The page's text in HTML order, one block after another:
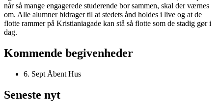
når så mange engagerede studerende bor sammen, skal der værnes
om. Alle alumner bidrager til at stedets ånd holdes i live og at de
flotte rammer på Kristianiagade kan stå så flotte som de stadig gør i
dag.
Kommende begivenheder
6. Sept Åbent Hus
Seneste nyt